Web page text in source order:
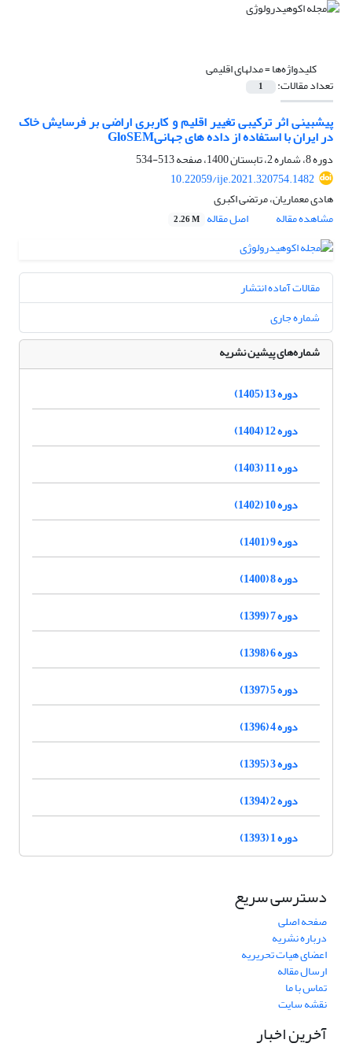
کلیدواژه‌ها =مدل‏های اقلیمی
تعداد مقالات: 1
پیش‏بینی اثر ترکیبی تغییر اقلیم و کاربری اراضی بر فرسایش خاک
در ایران با استفاده از داده ‏های جهانیGloSEM
دوره 8، شماره 2، تابستان 1400، صفحه
513-534
10.22059/ije.2021.320754.1482
هادی معماریان، مرتضی اکبری
مشاهده مقاله
اصل مقاله 2.26 M
مقالات آماده انتشار
شماره جاری
شماره‌های پیشین نشریه
دوره 13 (1405)
دوره 12 (1404)
دوره 11 (1403)
دوره 10 (1402)
دوره 9 (1401)
دوره 8 (1400)
دوره 7 (1399)
دوره 6 (1398)
دوره 5 (1397)
دوره 4 (1396)
دوره 3 (1395)
دوره 2 (1394)
دوره 1 (1393)
دسترسی سریع
صفحه اصلی
درباره نشریه
اعضای هیات تحریریه
ارسال مقاله
تماس با ما
نقشه سایت
آخرین اخبار